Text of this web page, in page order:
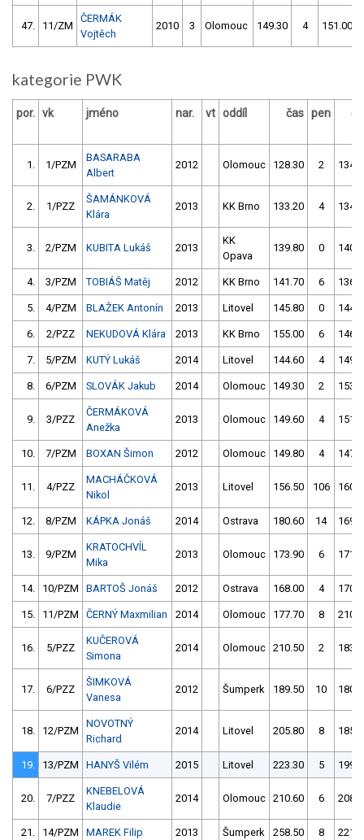
47. 11/ZM
ČERMÁK
Vojtěch
2010 3 Olomouc 149.30 4 151.00
kategorie PWK
por. vk jméno nar. vt oddíl čas pen
1. 1/PZM
BASARABA
Albert
2012 Olomouc 128.30 2
2. 1/PZZ
ŠAMÁNKOVÁ
Klára
2013 KK Brno 133.20 4
3. 2/PZM KUBITA Lukáš 2013
KK
Opava
139.80 0
4. 3/PZM TOBIÁŠ Matěj 2012 KK Brno 141.70 6
5. 4/PZM BLAŽEK Antonín 2013 Litovel 145.80 0
6. 2/PZZ NEKUDOVÁ Klára 2013 KK Brno 155.00 6
7. 5/PZM KUTÝ Lukáš 2014 Litovel 144.60 4
8. 6/PZM SLOVÁK Jakub 2014 Olomouc 149.30 2
9. 3/PZZ
ČERMÁKOVÁ
Anežka
2013 Olomouc 149.60 4
10. 7/PZM BOXAN Šimon 2012 Olomouc 149.80 4
11. 4/PZZ
MACHÁČKOVÁ
Nikol
2013 Litovel 156.50 106
12. 8/PZM KÁPKA Jonáš 2014 Ostrava 180.60 14
13. 9/PZM
KRATOCHVÍL
Mika
2013 Olomouc 173.90 6
14. 10/PZM BARTOŠ Jonáš 2012 Ostrava 168.00 4
15. 11/PZM ČERNÝ Maxmilian 2014 Olomouc 177.70 8
16. 5/PZZ
KUČEROVÁ
Simona
2014 Olomouc 210.50 2
17. 6/PZZ
ŠIMKOVÁ
Vanesa
2012 Šumperk 189.50 10
18. 12/PZM
NOVOTNÝ
Richard
2014 Litovel 205.80 8
19. 13/PZM HANYŠ Vilém 2015 Litovel 223.30 5
20. 7/PZZ
KNEBELOVÁ
Klaudie
2014 Olomouc 210.60 6
21. 14/PZM MAREK Filip 2013 Šumperk 258.50 8